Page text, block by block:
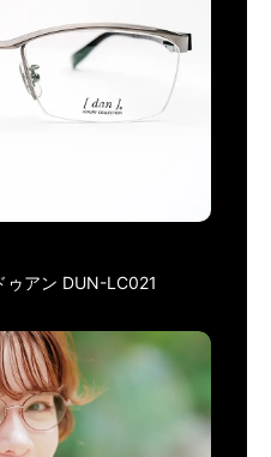
ゥアン DUN-LC021